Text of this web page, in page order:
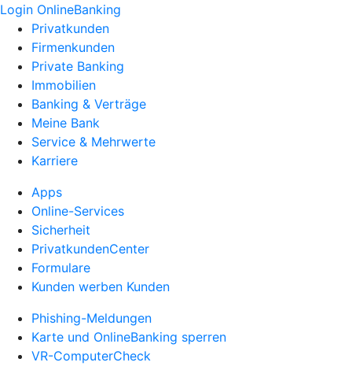
Login OnlineBanking
Privatkunden
Firmenkunden
Private Banking
Immobilien
Banking & Verträge
Meine Bank
Service & Mehrwerte
Karriere
Apps
Online-Services
Sicherheit
PrivatkundenCenter
Formulare
Kunden werben Kunden
Phishing-Meldungen
Karte und OnlineBanking sperren
VR-ComputerCheck